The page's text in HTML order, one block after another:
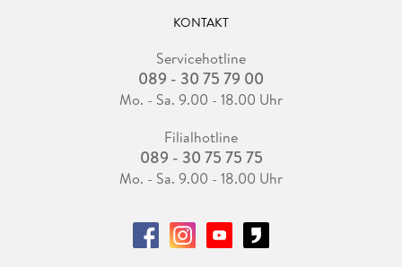
KONTAKT
Servicehotline
089 - 30 75 79 00
Mo. - Sa. 9.00 - 18.00 Uhr
Filialhotline
089 - 30 75 75 75
Mo. - Sa. 9.00 - 18.00 Uhr